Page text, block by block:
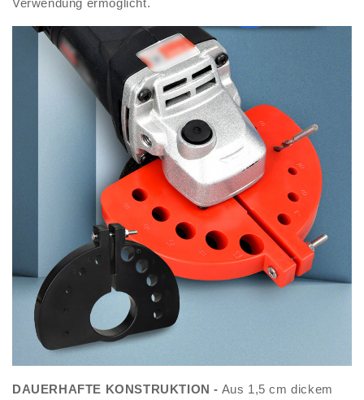
Verwendung ermöglicht.
DAUERHAFTE KONSTRUKTION - Aus 1,5 cm dickem